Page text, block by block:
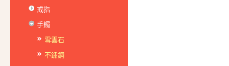
戒指
手鐲
雪雲石
不鏽鋼